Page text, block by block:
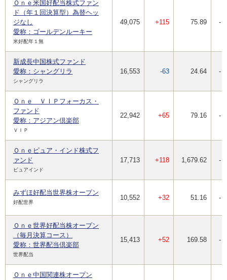
Ｏｎｅ米国好配当株式ファン
ド（年１回決算型）為替ヘッ
ジなし
愛称：ゴールデンルーキー
米好配年１無
49,075 +115 75.89 -
新成長中国株式ファンド
愛称：シャングリラ
シャングリラ
16,553 -63 24.64 -
Ｏｎｅ ＶＩＰフォーカス・
ファンド
愛称：アジアン倶楽部
ＶＩＰ
22,942 +65 79.16 -
Ｏｎｅピュア・インド株式フ
ァンド
ピュアインド
17,713 +118 1,679.62 -
みずほ好配当世界株オープン
好配世界
10,552 +32 51.16 -
Ｏｎｅ世界好配当株オープン
（毎月決算コース）
愛称：世界配当倶楽部
世界配当
15,413 +52 169.58 -
Ｏｎｅ中国関連株オープン